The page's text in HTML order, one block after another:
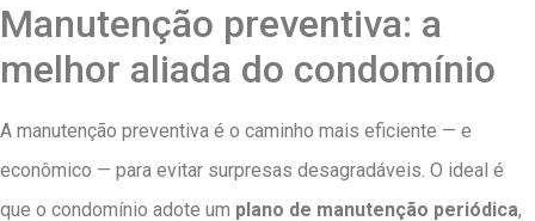
Manutenção preventiva: a
melhor aliada do condomínio
A manutenção preventiva é o caminho mais eficiente — e
econômico — para evitar surpresas desagradáveis. O ideal é
que o condomínio adote um plano de manutenção periódica,